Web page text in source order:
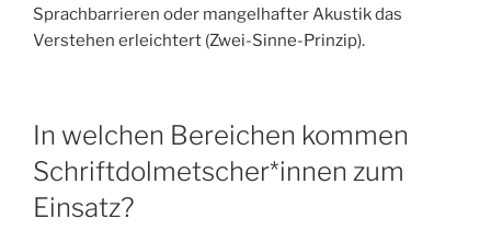
Sprachbarrieren oder mangelhafter Akustik das
Verstehen erleichtert (Zwei-Sinne-Prinzip).
In welchen Bereichen kommen
Schriftdolmetscher*innen zum
Einsatz?